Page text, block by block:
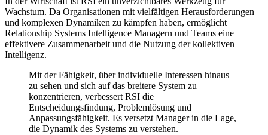
Wachstum. Da Organisationen mit vielfältigen Herausforderungen
und komplexen Dynamiken zu kämpfen haben, ermöglicht
Relationship Systems Intelligence Managern und Teams eine
effektivere Zusammenarbeit und die Nutzung der kollektiven
Intelligenz.
Mit der Fähigkeit, über individuelle Interessen hinaus
zu sehen und sich auf das breitere System zu
konzentrieren, verbessert RSI die
Entscheidungsfindung, Problemlösung und
Anpassungsfähigkeit. Es versetzt Manager in die Lage,
die Dynamik des Systems zu verstehen.